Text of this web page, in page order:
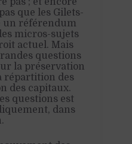
que les Gilets-
un référendum
micros-sujets
actuel. Mais
questions
la préservation
répartition des
des capitaux.
questions est
dans